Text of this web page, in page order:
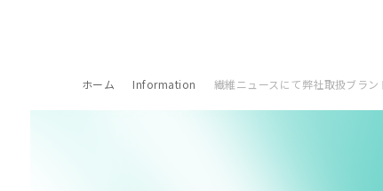
ホーム Information 繊維ニュースにて弊社取扱ブラ